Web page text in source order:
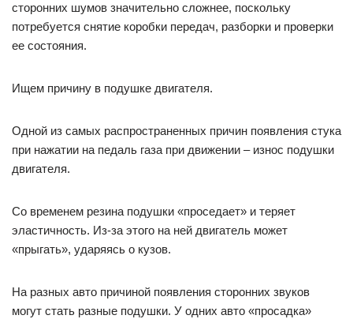
сторонних шумов значительно сложнее, поскольку
потребуется снятие коробки передач, разборки и проверки
ее состояния.
Ищем причину в подушке двигателя.
Одной из самых распространенных причин появления стука
при нажатии на педаль газа при движении – износ подушки
двигателя.
Со временем резина подушки «проседает» и теряет
эластичность. Из-за этого на ней двигатель может
«прыгать», ударяясь о кузов.
На разных авто причиной появления сторонних звуков
могут стать разные подушки. У одних авто «просадка»